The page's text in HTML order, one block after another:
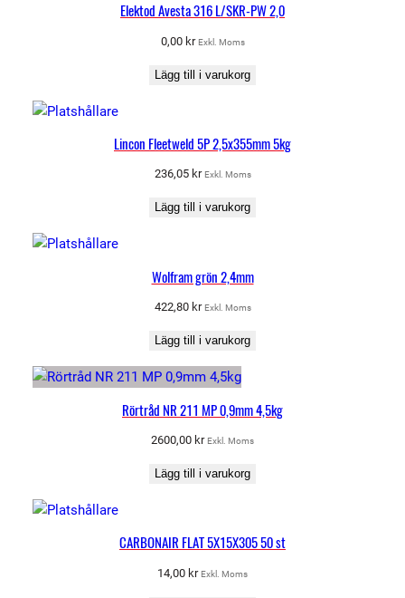
Elektod Avesta 316 L/SKR-PW 2,0
0,00 kr Exkl. Moms
Lägg till i varukorg
Lincon Fleetweld 5P 2,5x355mm 5kg
236,05 kr Exkl. Moms
Lägg till i varukorg
Wolfram grön 2,4mm
422,80 kr Exkl. Moms
Lägg till i varukorg
Rörtråd NR 211 MP 0,9mm 4,5kg
2600,00 kr Exkl. Moms
Lägg till i varukorg
CARBONAIR FLAT 5X15X305 50 st
14,00 kr Exkl. Moms